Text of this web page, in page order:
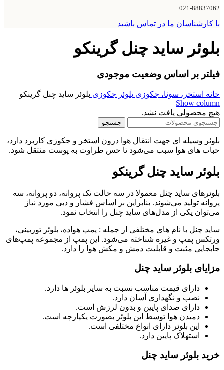
021-88837062
با کارشناسان ما در تماس باشید
بلوئر ساید چنل گرینکو
فیلتر بر اساس وضعیت موجودی
خانه استخر، سونا، جکوزی بلوئر جکوزی بلوئر ساید چنل گرینکو
Show column
هیچ محصولی یافت نشد.
جستجو
بلوئر وسیله ای جهت انتقال هوا درون استخر و جکوزی کاربرد دارد،
حباب های هوا سبب می‌شود تا حس طراوت به پوست منتقل شود.
بلوئر ساید چنل گرینکو
بلوئرهای ساید چنل معمولا در سه حالت تک پروانه، دو پروانه، سه
پروانه تولید می‌شوند. بنابراین بر اساس فشار و دبی مورد نیاز
می‌توان یکی از مدل‌های ساید چنل را انتخاب نمود.
ساید چنل با نام های مختلفی از جمله : پمپ هواده، بلوئر توربینی،
ورتکس پمپ و غیره شناخته می‌شود. این پمپ از مجموعه پمپ‌های
جابجایی مثبت و قابلیت دمش و مکش هوا را دارد.
مزایای بلوئر ساید چنل
دارای قیمت مناسب نسبت به سایر بلوئر ها دارد.
نصب و نگهداری آسان دارد.
دارای صدای پایین و بدون لرزش است.
دمیدن هوا توسط این بلوئر بصورت یکپارچه است.
این بلوئر دارای انواع مختلفی است.
استهلاک پایین دارد.
خرید بلوئر ساید چنل